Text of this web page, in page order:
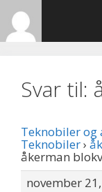
Hop
indhold
Svar til:
Teknobiler og
Teknobiler›
åkerman
november